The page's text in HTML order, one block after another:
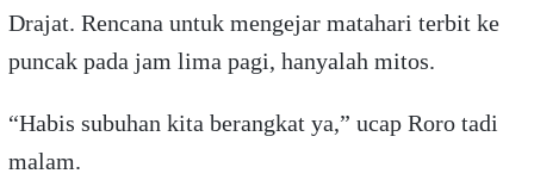
Drajat. Rencana untuk mengejar matahari terbit ke
puncak pada jam lima pagi, hanyalah mitos.
“Habis subuhan kita berangkat ya,” ucap Roro tadi
malam.